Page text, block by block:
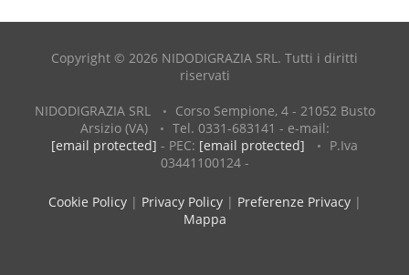
Copyright © 2026 NIDODIGRAZIA SRL. Tutti i diritti
riservati
NIDODIGRAZIA SRL
Corso Sempione, 4 - 21052 Busto
Arsizio (VA)
Tel. 0331-683141 - e-mail:
[email protected] - PEC: [email protected]
P.Iva
03441100124 -
Cookie Policy| Privacy Policy| Preferenze Privacy|
Mappa